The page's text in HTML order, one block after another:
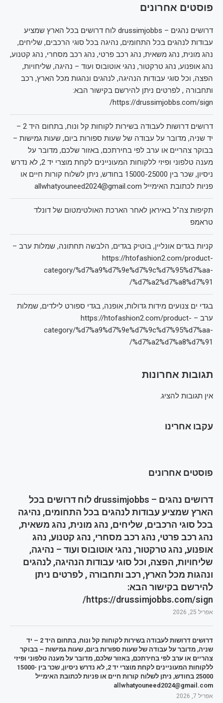
פוסטים אחרונים
דרושים נהגים – drussimjobbs לוח דרושים בכל הארץ שמציע
עבודות לנהגים בכל התחומים, נהיגה בכל סוגי הרכבים, שליחים,
נהג מונית, נהג משאית, נהג רכב פרטי, נהג רכב מסחרי, נהג קטנוע,
נהג אופנוע, נהג טרקטור, נהגי אוטובוס ועוד – נהיגה, שליחויות,
הפצה, וכל סוגי עבודות הנהיגה, לנהגים ונהגות מכל הארץ, רכב
ותחבורה , לפרטים ניתן להירשם בקישור הבא:
https://drussimjobbs.com/sign/
דרושים דרושות לעבודה בשירות לקוחות קל ונוח, בתחום היד 2 –
יד שניה, מדובר על עבודה של שעות ספורות ביום, שעות גמישות –
בבוקר צהריים או ערב לפי בחירתכם, באזור שלכם, מדובר על
מענה טלפוני ופיזי ללקוחות המעוניינים לקחת מוצרי יד 2, לא נדרש
ניסיון, שכר בין 15000-25000 בחודש, ניתן לשלוח קורות חיים או
פניות לכתובת האימייל allwhatyouneed2024@gmail.com
תקיפות צה"ל באיראן לאחר הארכת האולטימטום של דונלד
טראמפ
קניות בגדים אונליין, בוטיק בגדים, הלבשה תחתונה, שמלות ערב –
https://htofashion2.com/product-
category/%d7%a9%d7%9e%d7%9c%d7%95%d7%aa-
%d7%a2%d7%a8%d7%91/
בגדי ים צנועים מידות גדולות, אופנה, בגדי ספורט לילדים, שמלות
ערב – https://htofashion2.com/product-
category/%d7%a9%d7%9e%d7%9c%d7%95%d7%aa-
%d7%a2%d7%a8%d7%91/
תגובות אחרונות
אין תגובות להציג.
עקבו אחרינו
פוסטים אחרונים
דרושים נהגים – drussimjobbs לוח דרושים בכל
הארץ שמציע עבודות לנהגים בכל התחומים, נהיגה
בכל סוגי הרכבים, שליחים, נהג מונית, נהג משאית,
נהג רכב פרטי, נהג רכב מסחרי, נהג קטנוע, נהג
אופנוע, נהג טרקטור, נהגי אוטובוס ועוד – נהיגה,
שליחויות, הפצה, וכל סוגי עבודות הנהיגה, לנהגים
ונהגות מכל הארץ, רכב ותחבורה , לפרטים ניתן
להירשם בקישור הבא:
https://drussimjobbs.com/sign/
אפריל 25, 2026
דרושים דרושות לעבודה בשירות לקוחות קל ונוח, בתחום היד 2 – יד
שניה, מדובר על עבודה של שעות ספורות ביום, שעות גמישות – בבוקר
צהריים או ערב לפי בחירתכם, באזור שלכם, מדובר על מענה טלפוני ופיזי
ללקוחות המעוניינים לקחת מוצרי יד 2, לא נדרש ניסיון, שכר בין 15000-
25000 בחודש, ניתן לשלוח קורות חיים או פניות לכתובת האימייל
allwhatyouneed2024@gmail.com
אפריל 7, 2026